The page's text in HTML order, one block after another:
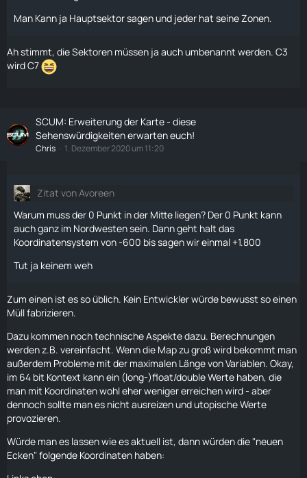
Man Kann ja Hauptsektor sagen und jeder hat seine Zonen.
Ah stimmt, die Sektoren müssen ja auch umbenannt werden. C3
wird C7
SCUM: Erweiterung der Karte - diese
Sehenswürdigkeiten erwarten euch!
Chris 1. Dezember 2020 um 11:20
Zitat von Avoreen
Warum muss der 0 Punkt in der Mitte liegen? Der 0 Punkt kann
auch ganz im Nordwesten sein. Dann geht halt das
Koordinatensystem von -600 bis sagen wir einmal +1.800
Tut ja keinem weh
Zum einen ist es so üblich. Kein Entwickler würde bewusst so einen
Müll fabrizieren.
Dazu kommen noch technische Aspekte dazu. Berechnungen
werden z.B. vereinfacht. Wenn die Map zu groß wird bekommt man
außerdem Probleme mit der maximalen Länge von Variablen. Okay,
im 64 bit Kontext kann ein (long-)float/double Werte haben, die
man mit Koordinaten wohl eher weniger erreichen wird - aber
dennoch sollte man es nicht ausreizen und utopische Werte
provozieren.
Würde man es lassen wie es aktuell ist, dann würden die "neuen
Ecken" folgende Koordinaten haben: